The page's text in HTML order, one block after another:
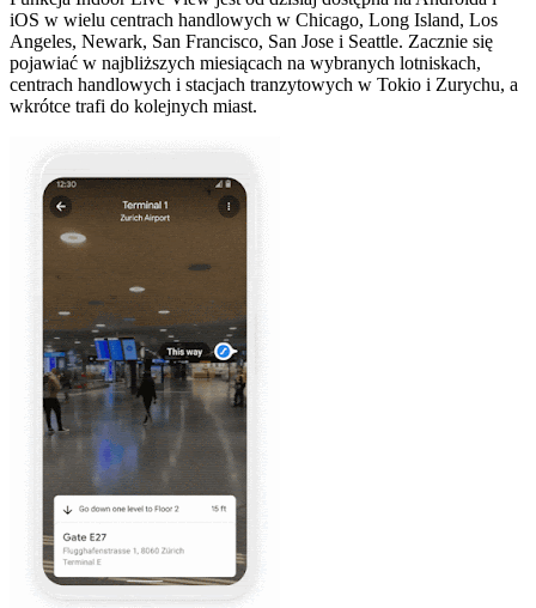
iOS w wielu centrach handlowych w Chicago, Long Island, Los
Angeles, Newark, San Francisco, San Jose i Seattle. Zacznie się
pojawiać w najbliższych miesiącach na wybranych lotniskach,
centrach handlowych i stacjach tranzytowych w Tokio i Zurychu, a
wkrótce trafi do kolejnych miast.